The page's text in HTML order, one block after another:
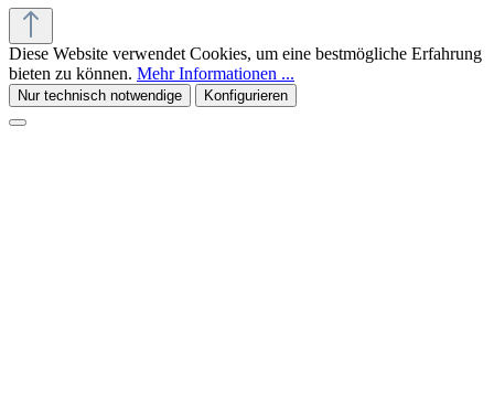
Diese Website verwendet Cookies, um eine bestmögliche Erfahrung
bieten zu können. Mehr Informationen ...
Nur technisch notwendige Konfigurieren